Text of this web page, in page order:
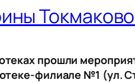
прошли
филиале №1 (ул.